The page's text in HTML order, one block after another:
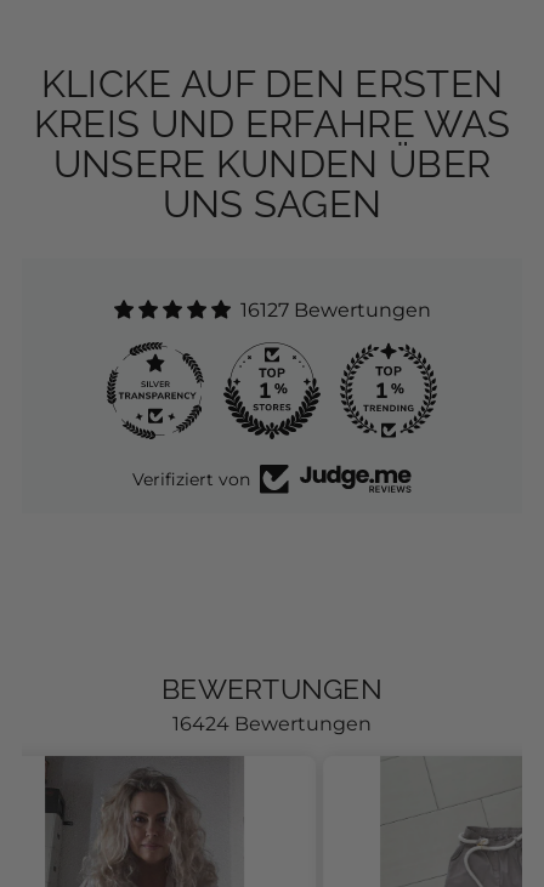
KLICKE AUF DEN ERSTEN
KREIS UND ERFAHRE WAS
UNSERE KUNDEN ÜBER
UNS SAGEN
16127 Bewertungen
271
Verifiziert von
BEWERTUNGEN
16424 Bewertungen